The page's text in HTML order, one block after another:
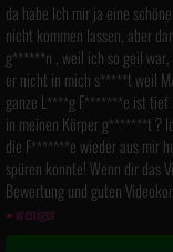
da habe Ich mir ja eine
nicht kommen lassen, aber
g******n , weil ich so geil
er nicht in mich s*****t weil
ganze L****g F*******e ist
in meinen Körper g*******t ?
die F*******e wieder aus mir
spüren konnte! Wenn dir das
Bewertung und guten
weniger